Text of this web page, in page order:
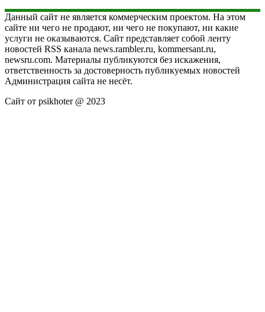
Данный сайт не является коммерческим проектом. На этом
сайте ни чего не продают, ни чего не покупают, ни какие
услуги не оказываются. Сайт представляет собой ленту
новостей RSS канала news.rambler.ru, kommersant.ru,
newsru.com. Материалы публикуются без искажения,
ответственность за достоверность публикуемых новостей
Администрация сайта не несёт.
Сайт от psikhoter @ 2023